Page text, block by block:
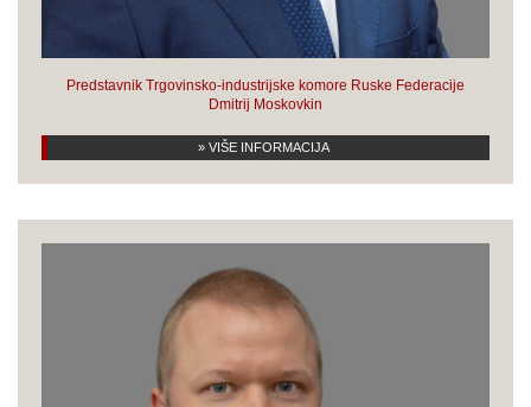
Predstavnik Trgovinsko-industrijske komore Ruske Federacije
Dmitrij Moskovkin
» VIŠE INFORMACIJA